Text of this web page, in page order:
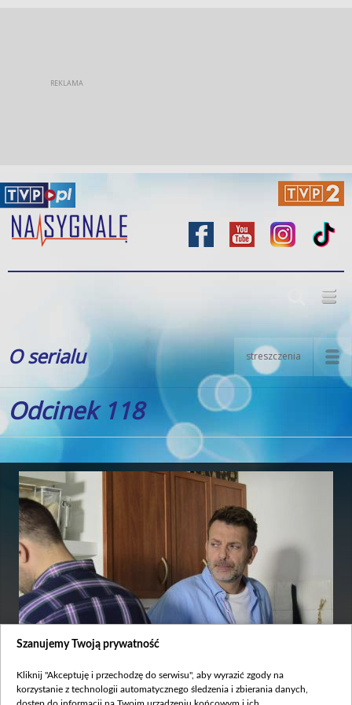
O serialu streszczenia
Odcinek 118
Szanujemy Twoją prywatność
Kliknij "Akceptuję i przechodzę do serwisu", aby wyrazić zgody na
korzystanie z technologii automatycznego śledzenia i zbierania danych,